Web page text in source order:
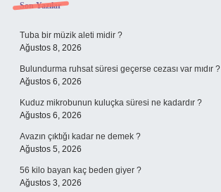
Sidebar
Son Yazılar
Tuba bir müzik aleti midir ?
Ağustos 8, 2026
Bulundurma ruhsat süresi geçerse cezası var mıdır ?
Ağustos 6, 2026
Kuduz mikrobunun kuluçka süresi ne kadardır ?
Ağustos 6, 2026
Avazın çıktığı kadar ne demek ?
Ağustos 5, 2026
56 kilo bayan kaç beden giyer ?
Ağustos 3, 2026